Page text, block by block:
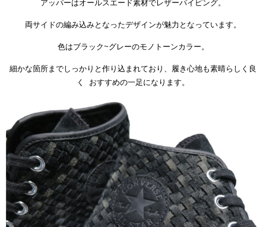
アッパーはオールスエード素材でレザーパイピング。
両サイドの編み込みとなったデザインが魅力となっています。
色はブラック~グレーのモノトーンカラー。
細かな箇所までしっかりと作り込まれており、履き心地も素晴らしく良
く おすすめの一足になります。